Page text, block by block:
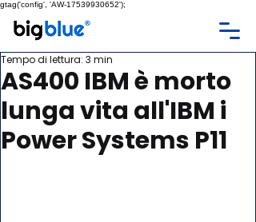
gtag('config', 'AW-17539930652');
AS400 IBM è morto
lunga vita all'IBM i
Power Systems P11
Tempo di lettura: 3 min